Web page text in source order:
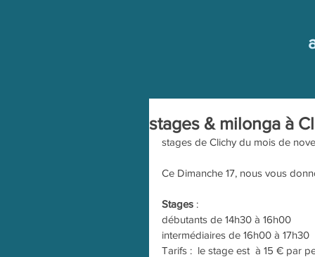
stages & milonga à
stages de Clichy du mois de
Ce Dimanche 17, nous vous
Stages :
débutants de 14h30 à 16h00
intermédiaires de 16h00 à 17h30
Tarifs :  le stage est  à 15 € par